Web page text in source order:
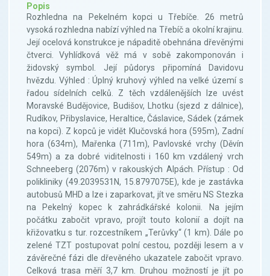
Popis
Rozhledna na Pekelném kopci u Třebíče. 26 metrů
vysoká rozhledna nabízí výhled na Třebíč a okolní krajinu.
Její ocelová konstrukce je nápaditě obehnána dřevěnými
čtverci. Vyhlídková věž má v sobě zakomponován i
židovský symbol. Její půdorys připomíná Davidovu
hvězdu. Výhled : Úplný kruhový výhled na velké území s
řadou sídelních celků. Z těch vzdálenějších lze uvést
Moravské Budějovice, Budišov, Lhotku (sjezd z dálnice),
Rudíkov, Přibyslavice, Heraltice, Čáslavice, Sádek (zámek
na kopci). Z kopců je vidět Klučovská hora (595m), Zadní
hora (634m), Mařenka (711m), Pavlovské vrchy (Děvín
549m) a za dobré viditelnosti i 160 km vzdálený vrch
Schneeberg (2076m) v rakouských Alpách. Přístup : Od
polikliniky (49.2039531N, 15.8797075E), kde je zastávka
autobusů MHD a lze i zaparkovat, jít ve směru NS Stezka
na Pekelný kopec k zahrádkářské kolonii. Na jejím
počátku zabočit vpravo, projít touto kolonií a dojít na
křižovatku s tur. rozcestníkem „Terůvky“ (1 km). Dále po
zelené TZT postupovat polní cestou, později lesem a v
závěrečné fázi dle dřevěného ukazatele zabočit vpravo.
Celková trasa měří 3,7 km. Druhou možností je jít po